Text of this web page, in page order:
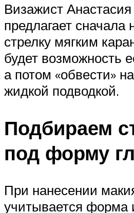
Визажист
предлагает сначала
стрелку мягким
будет возможность
а потом «обвести»
жидкой подводкой.
Подбираем
под форму
При нанесении
учитывается форма